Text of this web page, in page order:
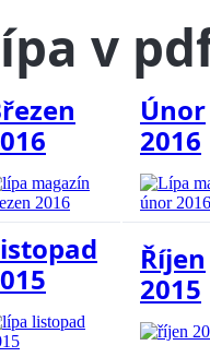
v
Únor
2016
Říjen
2015